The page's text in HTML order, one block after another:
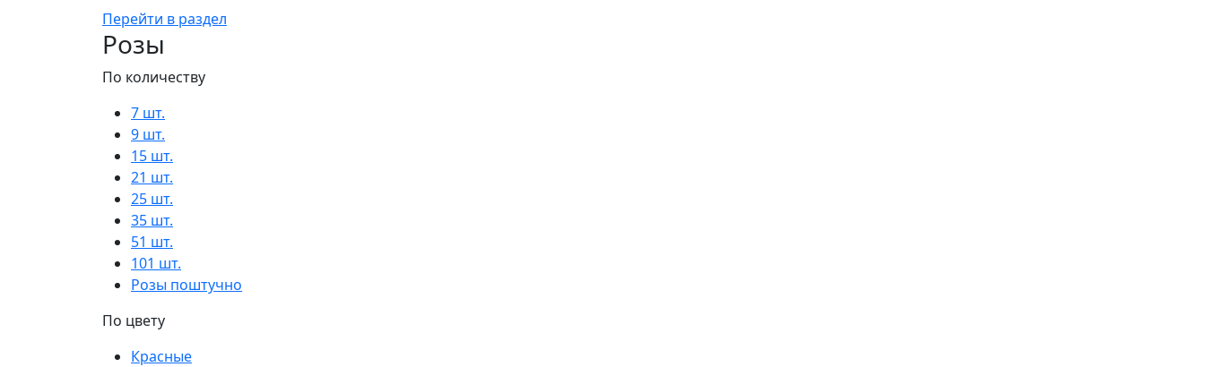
Перейти в раздел
Розы
По количеству
7 шт.
9 шт.
15 шт.
21 шт.
25 шт.
35 шт.
51 шт.
101 шт.
Розы поштучно
По цвету
Красные